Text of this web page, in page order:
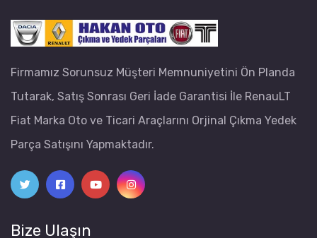
Firmamız Sorunsuz Müşteri Memnuniyetini Ön Planda
Tutarak, Satış Sonrası Geri İade Garantisi İle RenauLT
Fiat Marka Oto ve Ticari Araçlarını Orjinal Çıkma Yedek
Parça Satışını Yapmaktadır.
Bize Ulaşın